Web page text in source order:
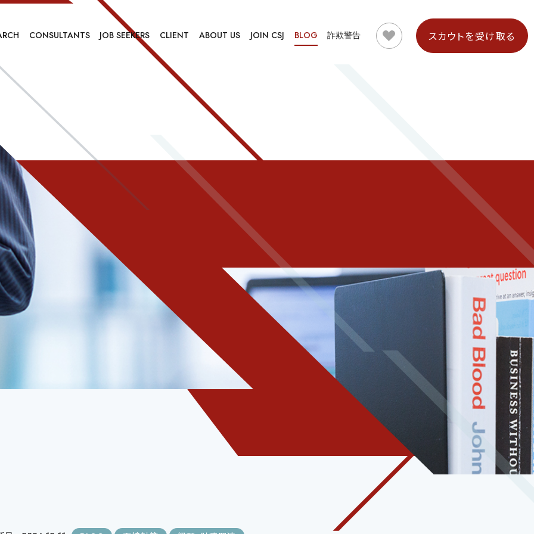
CONSULTANTS JOB SEEKERS CLIENT ABOUT US JOIN CSJ BLOG 詐欺警告 スカウトを受け取る